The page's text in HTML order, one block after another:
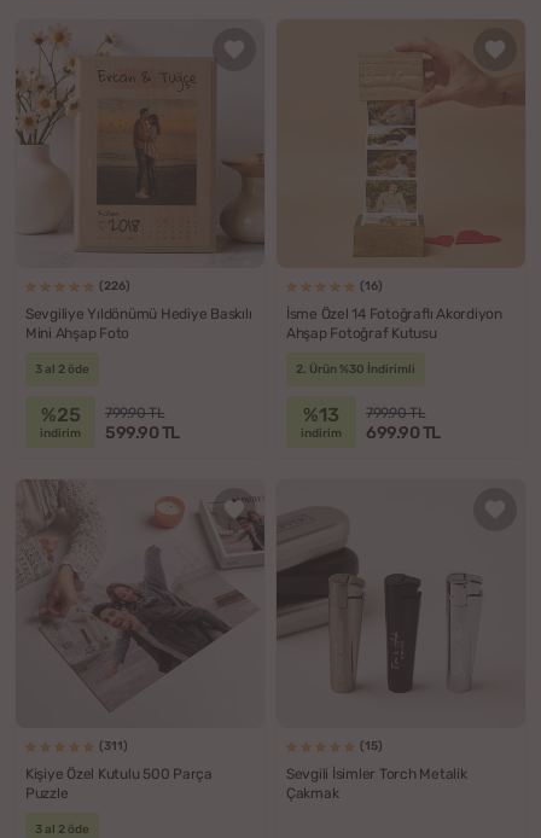
(226)
Sevgiliye Yıldönümü Hediye Baskılı
Mini Ahşap Foto
3 al 2 öde
%25
indirim
799.90 TL
599.90 TL
(16)
İsme Özel 14 Fotoğraflı Akordiyon
Ahşap Fotoğraf Kutusu
2. Ürün %30 İndirimli
%13
indirim
799.90 TL
699.90 TL
(311)
Kişiye Özel Kutulu 500 Parça
Puzzle
3 al 2 öde
(15)
Sevgili İsimler Torch Metalik
Çakmak